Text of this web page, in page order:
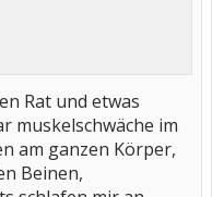
Rat und etwas
muskelschwäche im
am ganzen Körper,
Beinen,